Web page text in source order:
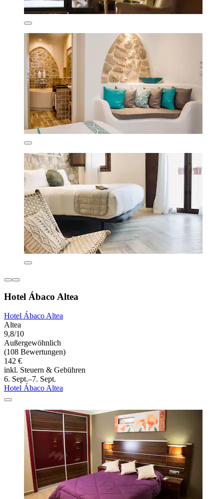
Hotel Ábaco Altea
Hotel Ábaco Altea
Altea
9,8/10
Außergewöhnlich
(108 Bewertungen)
142 €
inkl. Steuern & Gebühren
6. Sept.–7. Sept.
Hotel Ábaco Altea